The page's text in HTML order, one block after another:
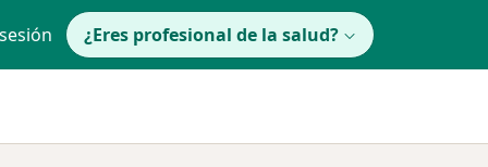
¿Eres profesional de la salud?